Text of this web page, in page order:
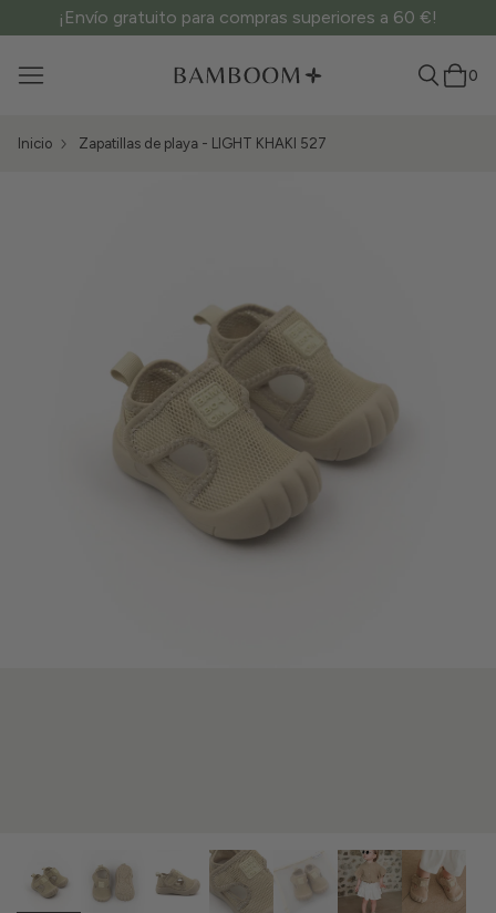
¡Envío gratuito para compras superiores a 60 €!
0
Inicio Zapatillas de playa - LIGHT KHAKI 527